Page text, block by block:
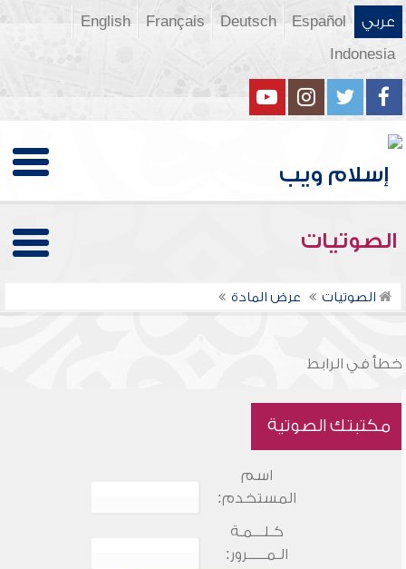
عربي Español
Deutsch
Français
English
Indonesia
الصوتيات
الصوتيات عرض المادة
خطأ في الرابط
مكتبتك الصوتية
اسم
المستخدم:
كـلـــمـة
الـمـــــرور: